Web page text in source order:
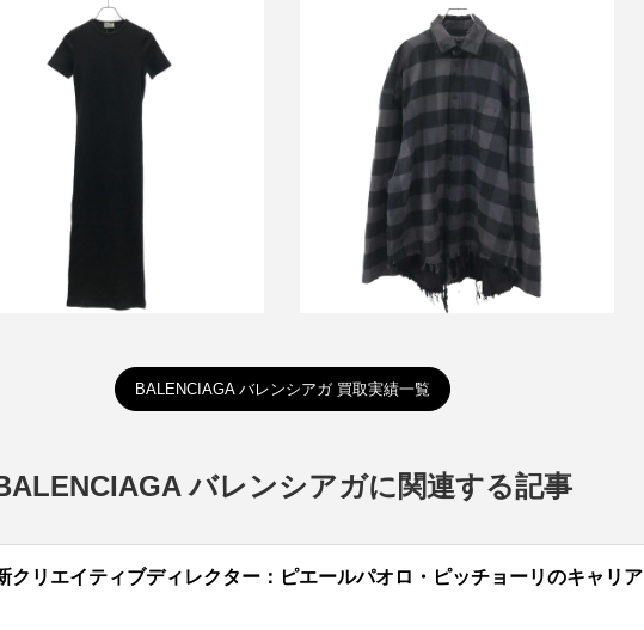
ンシアガ 22SS ワンピース 698523
買取金額13,000円
詳しく見る
バレンシアガ 22AW オーバーサイズチ
ェックシャツジャケット 720101
TNM38
買取金額48,400円
詳しく見る
BALENCIAGA バレンシアガ 買取実績一覧
バレンシアガに関連する記事
クリエイティブディレクター：ピエールパオロ・ピッチョーリのキャリア